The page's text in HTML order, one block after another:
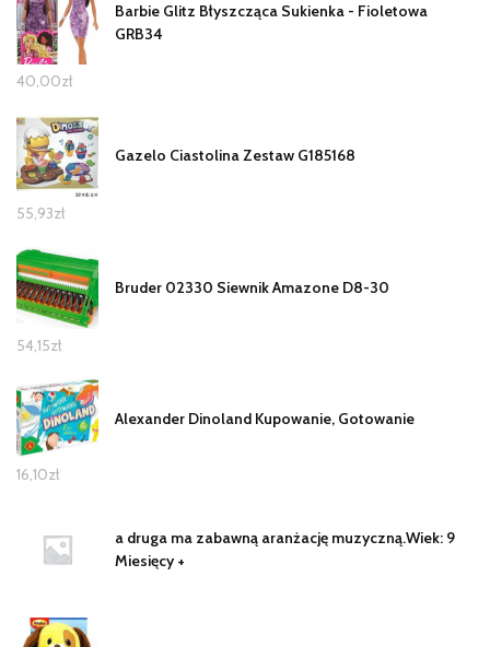
Barbie Glitz Błyszcząca Sukienka - Fioletowa
GRB34
40,00zł
Gazelo Ciastolina Zestaw G185168
55,93zł
Bruder 02330 Siewnik Amazone D8-30
54,15zł
Alexander Dinoland Kupowanie, Gotowanie
16,10zł
a druga ma zabawną aranżację muzyczną.Wiek: 9
Miesięcy +